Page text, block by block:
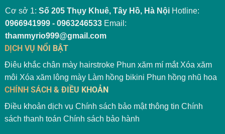
Cơ sở 1: Số 205 Thụy Khuê, Tây Hồ, Hà NộiHotline:
0966941999 - 0963246533Email:
thammyrio999@gmail.com
DỊCH VỤ NỔI BẬT
Điêu khắc chân mày hairstroke Phun xăm mí mắt Xóa xăm
môi Xóa xăm lông mày Làm hồng bikini Phun hồng nhũ hoa
CHÍNH SÁCH & ĐIỀU KHOẢN
Điều khoản dịch vụ Chính sách bảo mật thông tin Chính
sách thanh toán Chính sách bảo hành